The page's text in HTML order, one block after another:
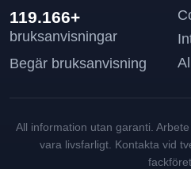
119.166+
bruksanvisningar
Begär bruksanvisning
All information utan garanti.
vara livsfarligt. Kontakta vid